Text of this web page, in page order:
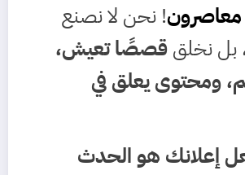
معاصرون! نحن لا نصنع
بل نخلققصصًا تعيش،
ومحتوى يعلق في
إعلانك هو الحدث